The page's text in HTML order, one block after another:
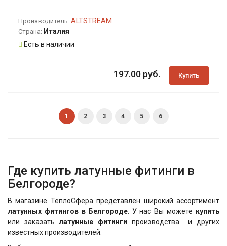
Производитель: ALTSTREAM
Страна: Италия
Есть в наличии
197.00 руб. Купить
1 2 3 4 5 6
Где купить латунные фитинги в
Белгороде?
В магазине ТеплоСфера представлен широкий ассортимент
латунных фитингов в Белгороде. У нас Вы можете купить
или заказатьлатунные фитинги производства и других
известных производителей.